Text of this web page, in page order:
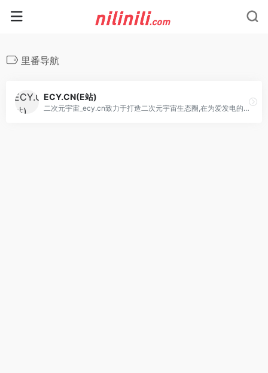
里番导航
ECY.CN(E站)
二次元宇宙_ecy.cn致力于打造二次元宇宙生态圈,在为爱发电的时光里我们会逐渐成长~进步~其中包含二次元的各类知识~让人们更容易地理解什么是二次元